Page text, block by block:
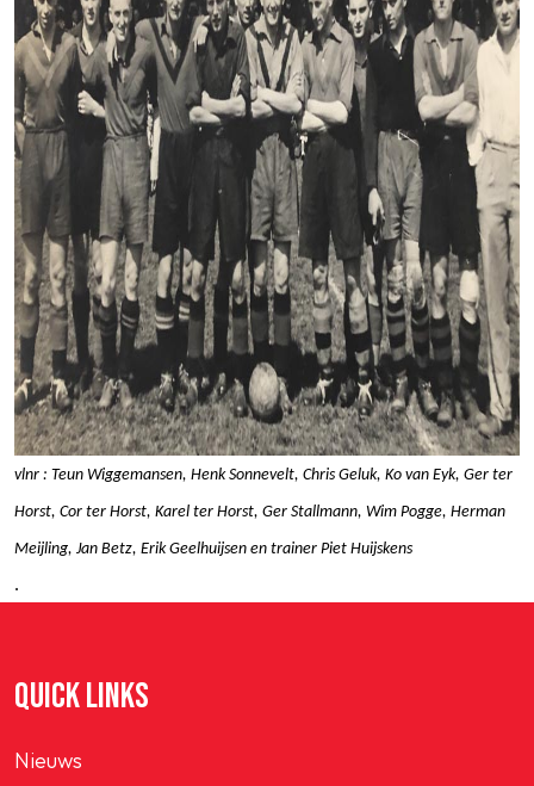
vlnr : Teun Wiggemansen, Henk Sonnevelt, Chris Geluk, Ko van Eyk, Ger ter
Horst, Cor ter Horst, Karel ter Horst, Ger Stallmann, Wim Pogge, Herman
Meijling, Jan Betz, Erik Geelhuijsen en trainer Piet Huijskens
.
QUICK LINKS
Nieuws